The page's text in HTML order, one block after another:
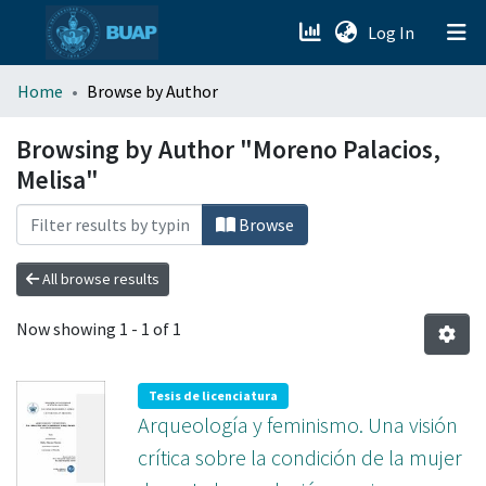
Log In (current)
menu.section.about_menu
All of DSpace
Home Browse by Author
Browsing by Author "Moreno Palacios,
Melisa"
Browse
All browse results
Now showing 1 - 1 of 1
Tesis de licenciatura
Arqueología y feminismo. Una visión
crítica sobre la condición de la mujer